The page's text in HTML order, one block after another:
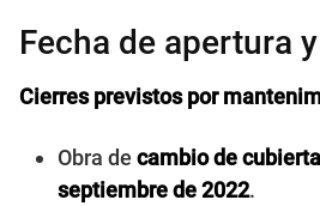
Fecha de apertura
Cierres previstos por
Obra de cambio de cubierta
septiembre de 2022.